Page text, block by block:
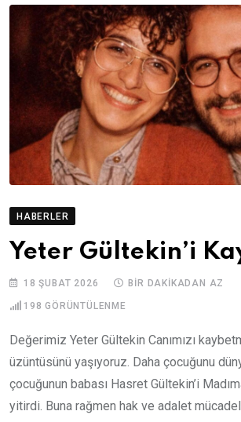
HABERLER
Yeter Gültekin’i
18 ŞUBAT 2026 BIR DAKIKADAN AZ
198 GÖRÜNTÜLENME
Değerimiz Yeter Gültekin Canımızı
üzüntüsünü yaşıyoruz. Daha çocuğunu
çocuğunun babası Hasret Gültekin’i
yitirdi. Buna rağmen hak ve adalet